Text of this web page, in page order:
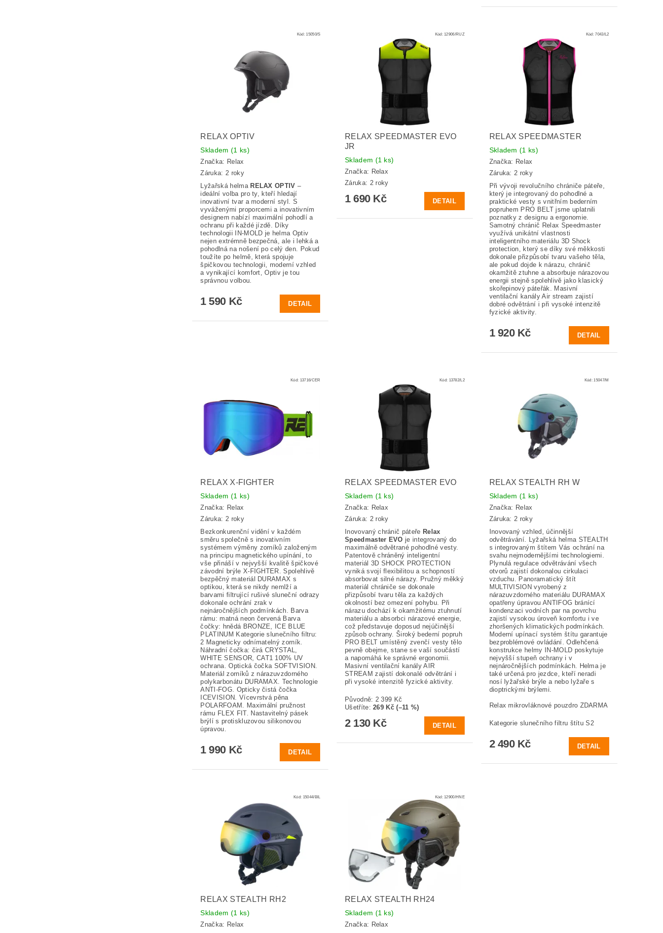
Kód:15050/S
RELAX OPTIV
Skladem (1 ks)
Značka: Relax
Záruka: 2 roky
Lyžařská helma RELAX OPTIV –
ideální volba pro ty, kteří hledají
inovativní tvar a moderní styl. S
vyváženými proporcemi a inovativním
designem nabízí maximální pohodlí a
ochranu při každé jízdě. Díky
technologii IN-MOLD je helma Optiv
nejen extrémně bezpečná, ale i lehká a
pohodlná na nošení po celý den. Pokud
toužíte po helmě, která spojuje
špičkovou technologii, moderní vzhled
a vynikající komfort, Optiv je tou
správnou volbou.
1 590 Kč DETAIL
Kód:12906/RUZ
RELAX SPEEDMASTER EVO
JR
Skladem (1 ks)
Značka: Relax
Záruka: 2 roky
1 690 Kč DETAIL
Kód:7043/L2
RELAX SPEEDMASTER
Skladem(1 ks)
Značka: Relax
Záruka: 2 roky
Při vývoji revolučního chrániče páteře,
který je integrovaný do pohodlné a
praktické vesty s vnitřním bederním
popruhem PRO BELT jsme uplatnili
poznatky z designu a ergonomie.
Samotný chránič Relax Speedmaster
využívá unikátní vlastnosti
inteligentního materiálu 3D Shock
protection, který se díky své měkkosti
dokonale přizpůsobí tvaru vašeho těla,
ale pokud dojde k nárazu, chránič
okamžitě ztuhne a absorbuje nárazovou
energii stejně spolehlivě jako klasický
skořepinový páteřák. Masivní
ventilační kanály Air stream zajistí
dobré odvětrání i při vysoké intenzitě
fyzické aktivity.
1 920 Kč DETAIL
Kód: 13716/CER
RELAX X-FIGHTER
Skladem (1 ks)
Značka: Relax
Záruka: 2 roky
Bezkonkurenční vidění v každém
směru společně s inovativním
systémem výměny zorníků založeným
na principu magnetického upínání, to
vše přináší v nejvyšší kvalitě špičkové
závodní brýle X-FIGHTER. Spolehlivě
bezpěčný materiál DURAMAX s
optikou, která se nikdy nemlží a
barvami filtrující rušivé sluneční odrazy
dokonale ochrání zrak v
nejnáročnějších podmínkách. Barva
rámu: matná neon červená Barva
čočky: hnědá BRONZE, ICE BLUE
PLATINUM Kategorie slunečního filtru:
2 Magneticky odnímatelný zorník.
Náhradní čočka: čirá CRYSTAL,
WHITE SENSOR, CAT1 100% UV
ochrana. Optická čočka SOFTVISION.
Materiál zorníků z nárazuvzdorného
polykarbonátu DURAMAX. Technologie
ANTI-FOG. Opticky čistá čočka
ICEVISION. Vícevrstvá pěna
POLARFOAM. Maximální pružnost
rámu FLEX FIT. Nastavitelný pásek
brýlí s protiskluzovou silikonovou
úpravou.
1 990 Kč DETAIL
Kód: 13782/L2
RELAX SPEEDMASTER EVO
Skladem (1 ks)
Značka: Relax
Záruka: 2 roky
Inovovaný chránič páteře Relax
Speedmaster EVO je integrovaný do
maximálně odvětrané pohodlné vesty.
Patentově chráněný inteligentní
materiál 3D SHOCK PROTECTION
vyniká svojí flexibilitou a schopností
absorbovat silné nárazy. Pružný měkký
materiál chrániče se dokonale
přizpůsobí tvaru těla za každých
okolností bez omezení pohybu. Při
nárazu dochází k okamžitému ztuhnutí
materiálu a absorbci nárazové energie,
což představuje doposud nejúčinější
způsob ochrany. Široký bederní popruh
PRO BELT umístěný zvenčí vesty tělo
pevně obejme, stane se vaší součástí
a napomáhá ke správné ergonomii.
Masivní ventilační kanály AIR
STREAM zajistí dokonalé odvětrání i
při vysoké intenzitě fyzické aktivity.
Původně: 2 399 Kč
Ušetříte:269 Kč (–11 %)
2 130 Kč DETAIL
Kód:15047/M
RELAX STEALTH RH W
Skladem(1 ks)
Značka: Relax
Záruka: 2 roky
Inovovaný vzhled, účinnější
odvětrávání. Lyžařská helma STEALTH
s integrovaným štítem Vás ochrání na
svahu nejmodernějšími technologiemi.
Plynulá regulace odvětrávání všech
otvorů zajistí dokonalou cirkulaci
vzduchu. Panoramatický štít
MULTIVISION vyrobený z
nárazuvzdorného materiálu DURAMAX
opatřeny úpravou ANTIFOG bránící
kondenzaci vodních par na povrchu
zajistí vysokou úroveň komfortu i ve
zhoršených klimatických podmínkách.
Moderní upínací systém štítu garantuje
bezproblémové ovládání. Odlehčená
konstrukce helmy IN-MOLD poskytuje
nejvyšší stupeň ochrany i v
nejnáročnějších podmínkách. Helma je
také určená pro jezdce, kteří neradi
nosí lyžařské brýle a nebo lyžaře s
dioptrickými brýlemi.
Relax mikrovláknové pouzdro ZDARMA
Kategorie slunečního filtru štítu S2
2 490 Kč DETAIL
Kód: 15044/BIL
RELAX STEALTH RH2
Skladem (1 ks)
Značka: Relax
Kód:12900/HNE
RELAX STEALTH RH24
Skladem (1 ks)
Značka: Relax